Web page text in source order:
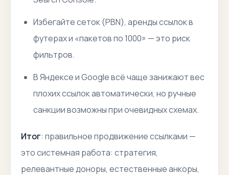
Избегайте сеток (PBN), аренды ссылок в
футерах и «пакетов по 1000» — это риск
фильтров.
В Яндексе и Google всё чаще занижают вес
плохих ссылок автоматически, но ручные
санкции возможны при очевидных схемах.
Итог: правильное продвижение ссылками —
это системная работа: стратегия,
релевантные доноры, естественные анкоры,